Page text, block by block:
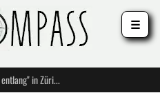
"Immer am Abgrund entlang" in Zürich
☰